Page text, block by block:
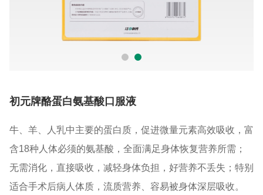
初元牌酪蛋白氨基酸口服液
牛、羊、人乳中主要的蛋白质，促进微量元素高效吸收，富
含18种人体必须的氨基酸，全面满足身体恢复营养所需；
无需消化，直接吸收，减轻身体负担，好营养不丢失；特别
适合手术后病人体质，流质营养、容易被身体深层吸收。